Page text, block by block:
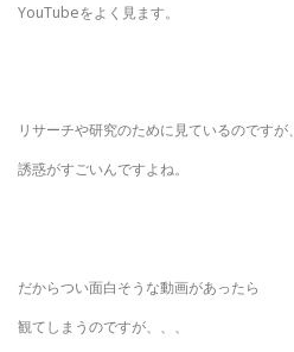
YouTubeをよく見ます。
リサーチや研究のために見ているのですが、
誘惑がすごいんですよね。
だからつい面白そうな動画があったら
観てしまうのですが、、、